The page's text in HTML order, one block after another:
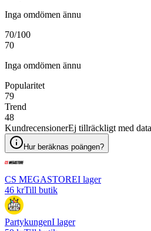
Inga omdömen ännu
70/100
70
Inga omdömen ännu
Popularitet
79
Trend
48
KundrecensionerEj tillräckligt med data
Hur beräknas poängen?
CS MEGASTOREI lager
46 krTill butik
PartykungenI lager